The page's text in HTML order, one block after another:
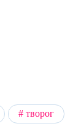
творог